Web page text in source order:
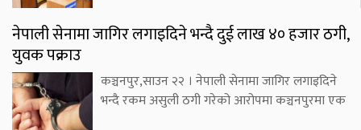
नेपाली सेनामा जागिर लगाइदिने भन्दै दुई लाख ४० हजार ठगी,
युवक पक्राउ
कञ्चनपुर,साउन २२ । नेपाली सेनामा जागिर लगाइदिने
भन्दै रकम असुली ठगी गरेको आरोपमा कञ्चनपुरमा एक